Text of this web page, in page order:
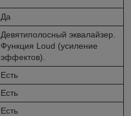
Да
Девятиполосный эквалайзер.
Функция Loud (усиление
эффектов).
Есть
Есть
Есть